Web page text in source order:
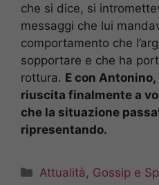
che si dice, si
messaggi che lui
comportamento che
sopportare e che ha
rottura. E con
riuscita finalmente a
che la situazione
ripresentando.
Categorie
Attualità , Gossip e